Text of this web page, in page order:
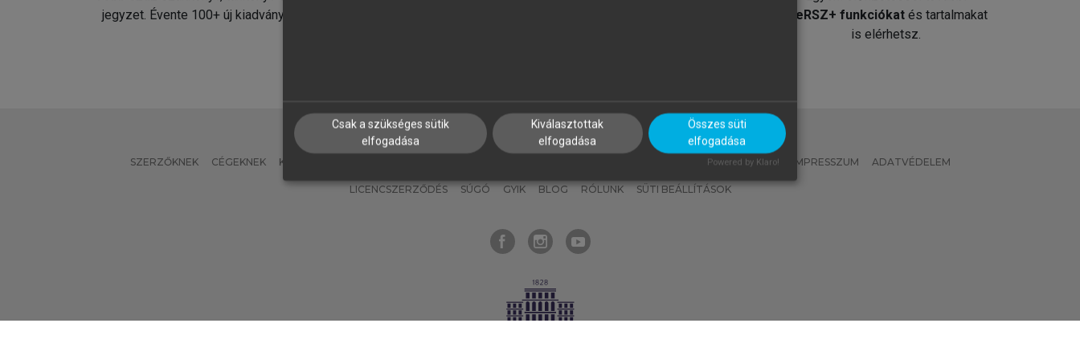
jegyzet. Évente 100+ új kiadvány.
MeRSZ+ funkciókat és tartalmakat
is elérhetsz.
SZERZŐKNEK CÉGEKNEK KÖNYVTÁROSOKNAK MI – ÁLTALÁNOS IRÁNYELVEK IMPRESSZUM ADATVÉDELEM
LICENCSZERZŐDÉS SÚGÓ GYIK BLOG RÓLUNK SÜTI BEÁLLÍTÁSOK
Csak a szükséges sütik
elfogadása
Kiválasztottak
elfogadása
Összes süti
elfogadása
Powered by Klaro!